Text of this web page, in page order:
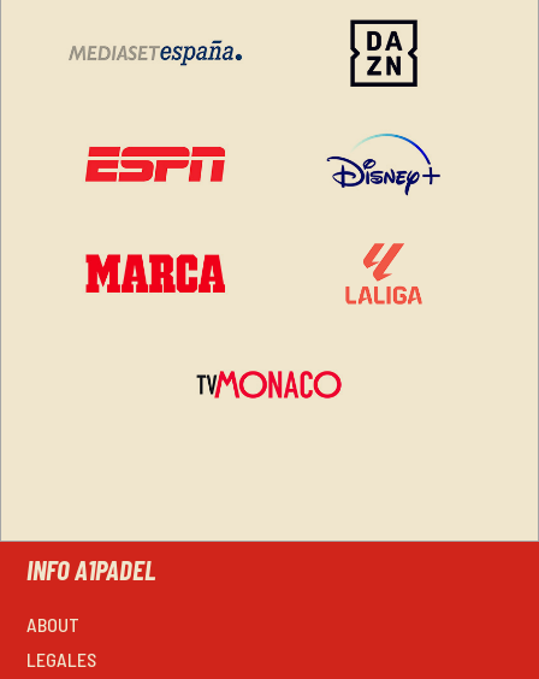
INFO A1PADEL
ABOUT
LEGALES